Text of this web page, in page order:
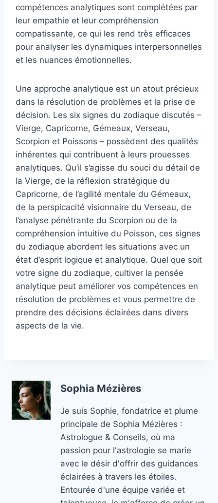
compétences analytiques sont complétées par
leur empathie et leur compréhension
compatissante, ce qui les rend très efficaces
pour analyser les dynamiques interpersonnelles
et les nuances émotionnelles.
Une approche analytique est un atout précieux
dans la résolution de problèmes et la prise de
décision. Les six signes du zodiaque discutés –
Vierge, Capricorne, Gémeaux, Verseau,
Scorpion et Poissons – possèdent des qualités
inhérentes qui contribuent à leurs prouesses
analytiques. Qu’il s’agisse du souci du détail de
la Vierge, de la réflexion stratégique du
Capricorne, de l’agilité mentale du Gémeaux,
de la perspicacité visionnaire du Verseau, de
l’analyse pénétrante du Scorpion ou de la
compréhension intuitive du Poisson, ces signes
du zodiaque abordent les situations avec un
état d’esprit logique et analytique. Quel que soit
votre signe du zodiaque, cultiver la pensée
analytique peut améliorer vos compétences en
résolution de problèmes et vous permettre de
prendre des décisions éclairées dans divers
aspects de la vie.
Sophia Mézières
Je suis Sophie, fondatrice et plume
principale de Sophia Mézières :
Astrologue & Conseils, où ma
passion pour l'astrologie se marie
avec le désir d'offrir des guidances
éclairées à travers les étoiles.
Entourée d'une équipe variée et